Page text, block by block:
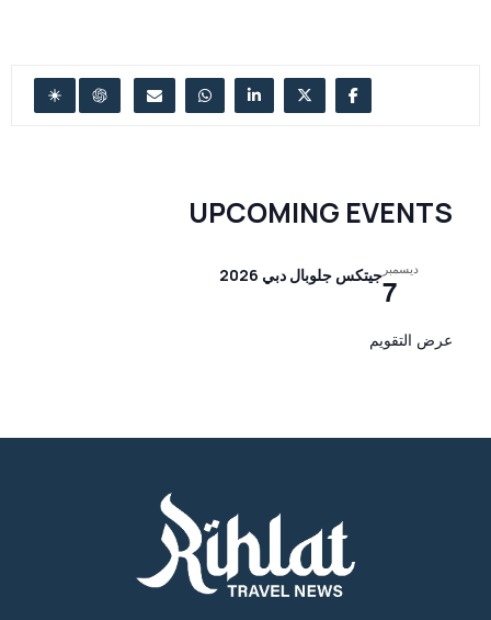
UPCOMING EVENTS
ديسمبر
7جيتكس جلوبال دبي 2026
عرض التقويم